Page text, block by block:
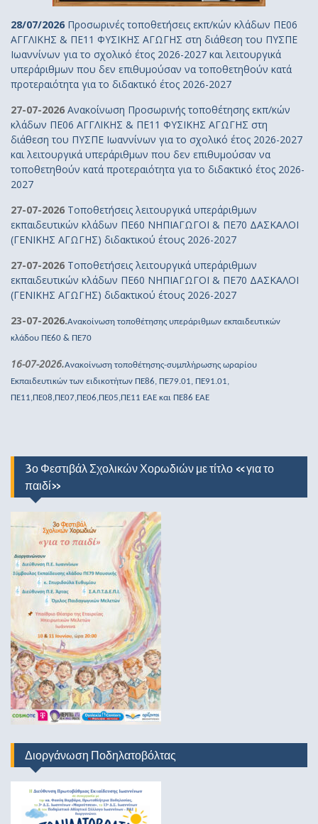
28/07/2026 Προσωρινές τοποθετήσεις εκπ/κών κλάδων ΠΕ06
ΑΓΓΛΙΚΗΣ & ΠΕ11 ΦΥΣΙΚΗΣ ΑΓΩΓΗΣ στη διάθεση του ΠΥΣΠΕ
Ιωαννίνων για το σχολικό έτος 2026-2027 και λειτουργικά
υπεράριθμων που δεν επιθυμούσαν να τοποθετηθούν κατά
προτεραιότητα για το διδακτικό έτος 2026-2027
27-07-2026 Ανακοίνωση Προσωρινής τοποθέτησης εκπ/κών
κλάδων ΠΕ06 ΑΓΓΛΙΚΗΣ & ΠΕ11 ΦΥΣΙΚΗΣ ΑΓΩΓΗΣ στη
διάθεση του ΠΥΣΠΕ Ιωαννίνων για το σχολικό έτος 2026-2027
και λειτουργικά υπεράριθμων που δεν επιθυμούσαν να
τοποθετηθούν κατά προτεραιότητα για το διδακτικό έτος 2026-
2027
27-07-2026 Τοποθετήσεις λειτουργικά υπεράριθμων
εκπαιδευτικών κλάδων ΠΕ60 ΝΗΠΙΑΓΩΓΟΙ & ΠΕ70 ΔΑΣΚΑΛΟΙ
(ΓΕΝΙΚΗΣ ΑΓΩΓΗΣ) διδακτικού έτους 2026-2027
27-07-2026 Τοποθετήσεις λειτουργικά υπεράριθμων
εκπαιδευτικών κλάδων ΠΕ60 ΝΗΠΙΑΓΩΓΟΙ & ΠΕ70 ΔΑΣΚΑΛΟΙ
(ΓΕΝΙΚΗΣ ΑΓΩΓΗΣ) διδακτικού έτους 2026-2027
23-07-2026.Ανακοίνωση τοποθέτησης υπεράριθμων εκπαιδευτικών
κλάδου ΠΕ60 & ΠΕ70
16-07-2026.Ανακοίνωση τοποθέτησης-συμπλήρωσης ωραρίου
Εκπαιδευτικών των ειδικοτήτων ΠΕ86, ΠΕ79.01, ΠΕ91.01,
ΠΕ11,ΠΕ08,ΠΕ07,ΠΕ06,ΠΕ05,ΠΕ11 ΕΑΕ και ΠΕ86 ΕΑΕ
3ο Φεστιβάλ Σχολικών Χορωδιών με τίτλο «για το
παιδί»
Διοργάνωση Ποδηλατοβόλτας